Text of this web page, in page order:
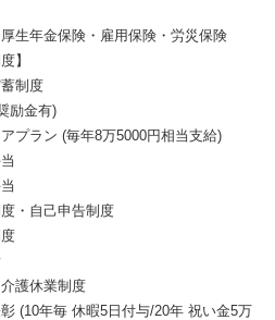
生年金保険・雇用保険・労災保険
】
制度
励金有)
プラン (毎年8万5000円相当支給)
・自己申告制度
護休業制度
(10年毎 休暇5日付与/20年 祝い金5万